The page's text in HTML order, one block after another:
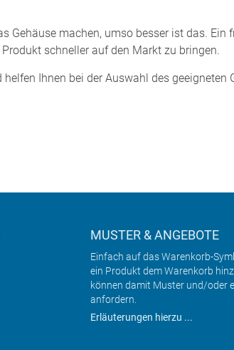
Gehäuse machen, umso besser ist das. Ein
schneller auf den Markt zu bringen.
Ihnen bei der Auswahl des geeigneten
MUSTER & ANGEBOTE
Einfach auf das Warenkorb-
ein Produkt dem Warenkorb
können damit Muster und/oder
anfordern.
Erläuterungen hierzu ...